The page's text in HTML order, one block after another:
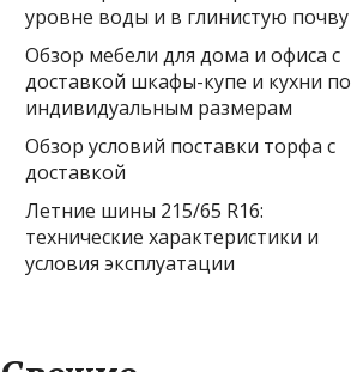
уровне воды и в глинистую почву
Обзор мебели для дома и офиса с
доставкой шкафы-купе и кухни по
индивидуальным размерам
Обзор условий поставки торфа с
доставкой
Летние шины 215/65 R16:
технические характеристики и
условия эксплуатации